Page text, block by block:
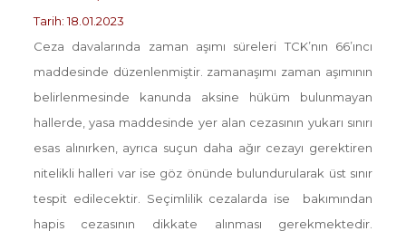
Tarih: 18.01.2023
Ceza davalarında zaman aşımı süreleri TCK’nın 66’ıncı
maddesinde düzenlenmiştir. zamanaşımı zaman aşımının
belirlenmesinde kanunda aksine hüküm bulunmayan
hallerde, yasa maddesinde yer alan cezasının yukarı sınırı
esas alınırken, ayrıca suçun daha ağır cezayı gerektiren
nitelikli halleri var ise göz önünde bulundurularak üst sınır
tespit edilecektir. Seçimlilik cezalarda ise bakımından
hapis cezasının dikkate alınması gerekmektedir.